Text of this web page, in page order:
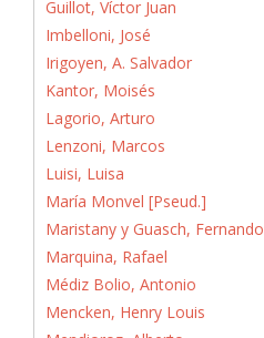
Guillot, Víctor Juan
Imbelloni, José
Irigoyen, A. Salvador
Kantor, Moisés
Lagorio, Arturo
Lenzoni, Marcos
Luisi, Luisa
María Monvel [Pseud.]
Maristany y Guasch, Fernando
Marquina, Rafael
Médiz Bolio, Antonio
Mencken, Henry Louis